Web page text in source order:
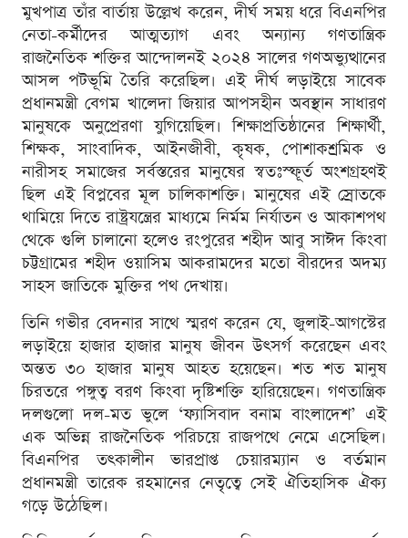
মুখপাত্র তাঁর বার্তায় উল্লেখ করেন, দীর্ঘ সময় ধরে বিএনপির
নেতা-কর্মীদের আত্মত্যাগ এবং অন্যান্য গণতান্ত্রিক
রাজনৈতিক শক্তির আন্দোলনই ২০২৪ সালের গণঅভ্যুত্থানের
আসল পটভূমি তৈরি করেছিল। এই দীর্ঘ লড়াইয়ে সাবেক
প্রধানমন্ত্রী বেগম খালেদা জিয়ার আপসহীন অবস্থান সাধারণ
মানুষকে অনুপ্রেরণা যুগিয়েছিল। শিক্ষাপ্রতিষ্ঠানের শিক্ষার্থী,
শিক্ষক, সাংবাদিক, আইনজীবী, কৃষক, পোশাকশ্রমিক ও
নারীসহ সমাজের সর্বস্তরের মানুষের স্বতঃস্ফূর্ত অংশগ্রহণই
ছিল এই বিপ্লবের মূল চালিকাশক্তি। মানুষের এই স্রোতকে
থামিয়ে দিতে রাষ্ট্রযন্ত্রের মাধ্যমে নির্মম নির্যাতন ও আকাশপথ
থেকে গুলি চালানো হলেও রংপুরের শহীদ আবু সাঈদ কিংবা
চট্টগ্রামের শহীদ ওয়াসিম আকরামদের মতো বীরদের অদম্য
সাহস জাতিকে মুক্তির পথ দেখায়।
তিনি গভীর বেদনার সাথে স্মরণ করেন যে, জুলাই-আগস্টের
লড়াইয়ে হাজার হাজার মানুষ জীবন উৎসর্গ করেছেন এবং
অন্তত ৩০ হাজার মানুষ আহত হয়েছেন। শত শত মানুষ
চিরতরে পঙ্গুত্ব বরণ কিংবা দৃষ্টিশক্তি হারিয়েছেন। গণতান্ত্রিক
দলগুলো দল-মত ভুলে ‘ফ্যাসিবাদ বনাম বাংলাদেশ’ এই
এক অভিন্ন রাজনৈতিক পরিচয়ে রাজপথে নেমে এসেছিল।
বিএনপির তৎকালীন ভারপ্রাপ্ত চেয়ারম্যান ও বর্তমান
প্রধানমন্ত্রী তারেক রহমানের নেতৃত্বে সেই ঐতিহাসিক ঐক্য
গড়ে উঠেছিল।